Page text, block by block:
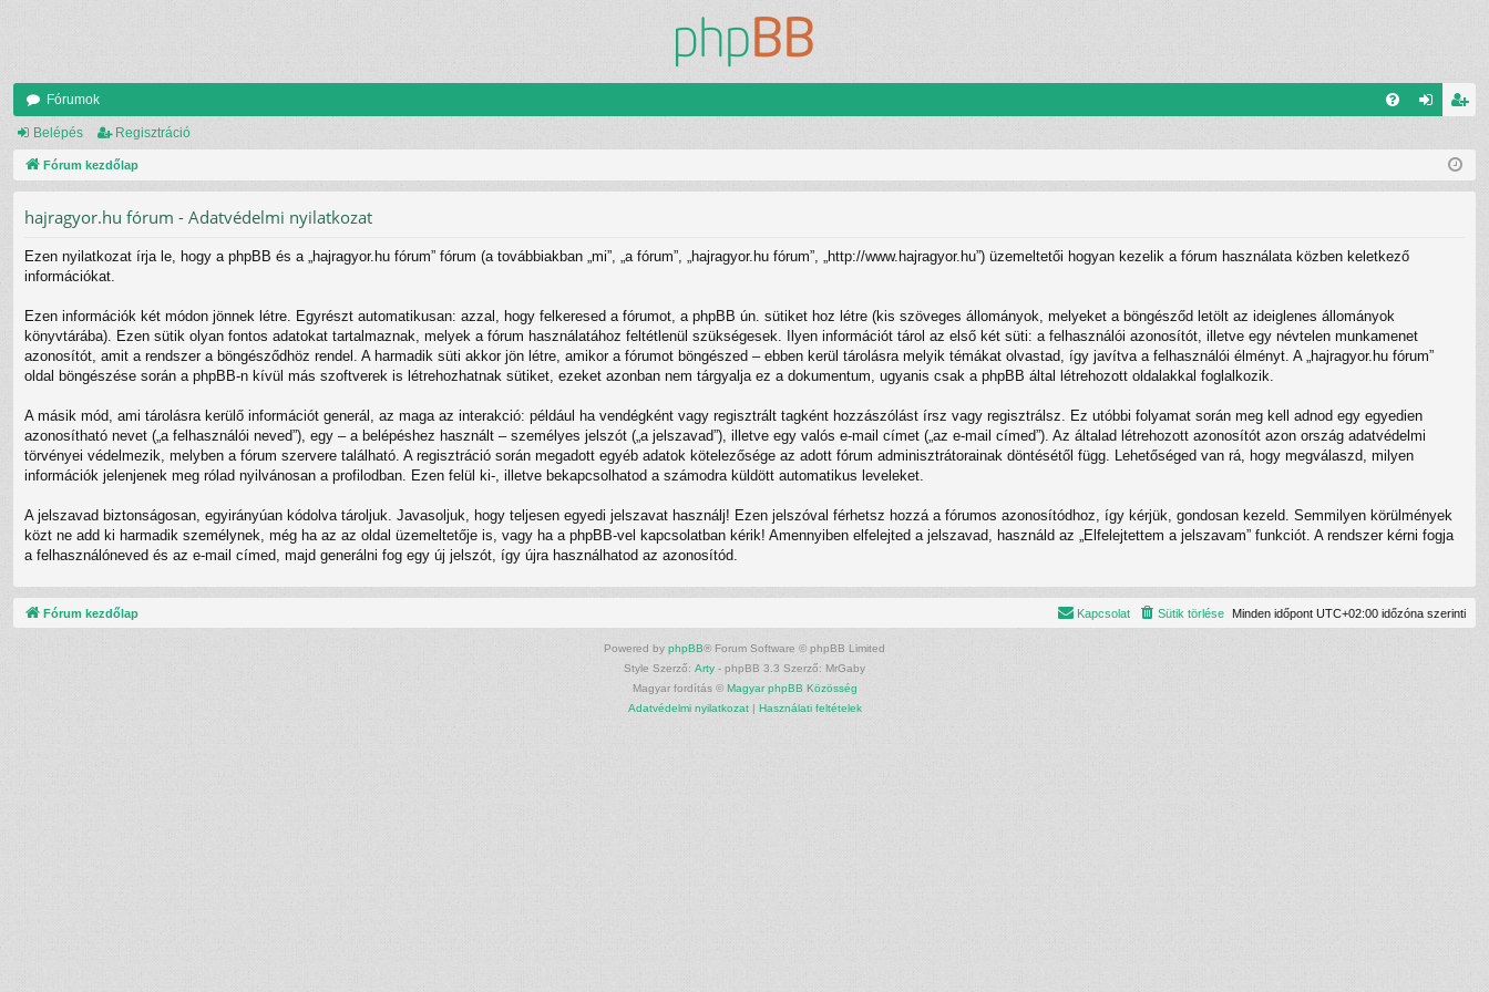
Fórumok
is
Belépés Regisztráció
Fórum kezdőlap
hajragyor.hu fórum - Adatvédelmi nyilatkozat
Ezen nyilatkozat írja le, hogy a phpBB és a „hajragyor.hu fórum” fórum (a továbbiakban „mi”, „a fórum”, „hajragyor.hu fórum”, „http://www.hajragyor.hu”) üzemeltetői hogyan kezelik a fórum használata közben keletkező
információkat.
Ezen információk két módon jönnek létre. Egyrészt automatikusan: azzal, hogy felkeresed a fórumot, a phpBB ún. sütiket hoz létre (kis szöveges állományok, melyeket a böngésződ letölt az ideiglenes állományok
könyvtárába). Ezen sütik olyan fontos adatokat tartalmaznak, melyek a fórum használatához feltétlenül szükségesek. Ilyen információt tárol az első két süti: a felhasználói azonosítót, illetve egy névtelen munkamenet
azonosítót, amit a rendszer a böngésződhöz rendel. A harmadik süti akkor jön létre, amikor a fórumot böngészed – ebben kerül tárolásra melyik témákat olvastad, így javítva a felhasználói élményt. A „hajragyor.hu fórum”
oldal böngészése során a phpBB-n kívül más szoftverek is létrehozhatnak sütiket, ezeket azonban nem tárgyalja ez a dokumentum, ugyanis csak a phpBB által létrehozott oldalakkal foglalkozik.
A másik mód, ami tárolásra kerülő információt generál, az maga az interakció: például ha vendégként vagy regisztrált tagként hozzászólást írsz vagy regisztrálsz. Ez utóbbi folyamat során meg kell adnod egy egyedien
azonosítható nevet („a felhasználói neved”), egy – a belépéshez használt – személyes jelszót („a jelszavad”), illetve egy valós e-mail címet („az e-mail címed”). Az általad létrehozott azonosítót azon ország adatvédelmi
törvényei védelmezik, melyben a fórum szervere található. A regisztráció során megadott egyéb adatok kötelezősége az adott fórum adminisztrátorainak döntésétől függ. Lehetőséged van rá, hogy megválaszd, milyen
információk jelenjenek meg rólad nyilvánosan a profilodban. Ezen felül ki-, illetve bekapcsolhatod a számodra küldött automatikus leveleket.
A jelszavad biztonságosan, egyirányúan kódolva tároljuk. Javasoljuk, hogy teljesen egyedi jelszavat használj! Ezen jelszóval férhetsz hozzá a fórumos azonosítódhoz, így kérjük, gondosan kezeld. Semmilyen körülmények
közt ne add ki harmadik személynek, még ha az az oldal üzemeltetője is, vagy ha a phpBB-vel kapcsolatban kérik! Amennyiben elfelejted a jelszavad, használd az „Elfelejtettem a jelszavam” funkciót. A rendszer kérni fogja
a felhasználóneved és az e-mail címed, majd generálni fog egy új jelszót, így újra használhatod az azonosítód.
Fórum kezdőlap Minden időpont UTC+02:00 időzóna szerinti
Sütik törlése
Kapcsolat
Powered by phpBB® Forum Software © phpBB Limited
Style Szerző: Arty - phpBB 3.3 Szerző: MrGaby
Magyar fordítás © Magyar phpBB Közösség
Adatvédelmi nyilatkozat| Használati feltételek